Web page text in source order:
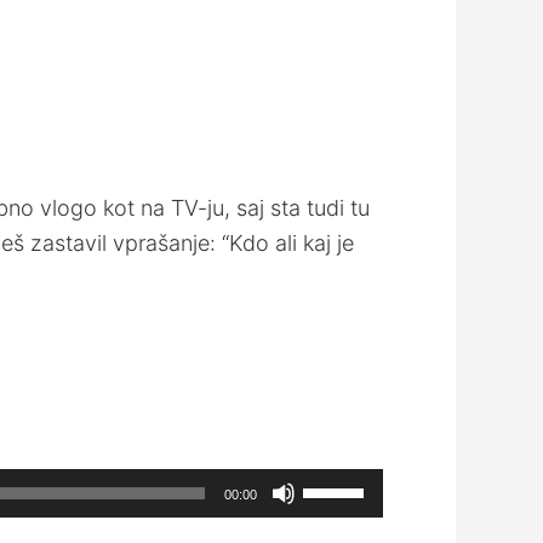
vlogo kot na TV-ju, saj sta tudi tu
zastavil vprašanje: “Kdo ali kaj je
00:00
Use
Up/Down